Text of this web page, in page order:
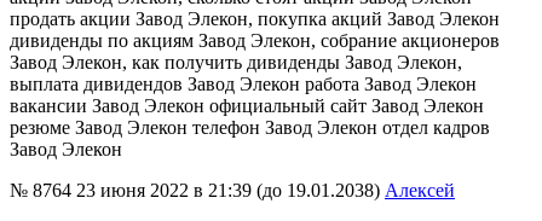
продать акции Завод Элекон, покупка акций Завод Элекон
дивиденды по акциям Завод Элекон, собрание акционеров
Завод Элекон, как получить дивиденды Завод Элекон,
выплата дивидендов Завод Элекон работа Завод Элекон
вакансии Завод Элекон официальный сайт Завод Элекон
резюме Завод Элекон телефон Завод Элекон отдел кадров
Завод Элекон
№ 8764 23 июня 2022 в 21:39 (до 19.01.2038) Алексей